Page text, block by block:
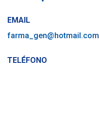
EMAIL
farma_gen@hotmail.com
TELÉFONO